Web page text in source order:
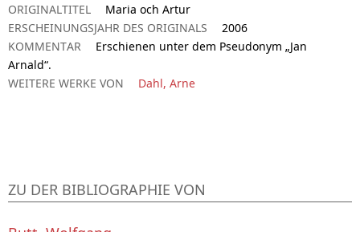
ORIGINALTITEL
Maria och Artur
ERSCHEINUNGSJAHR DES ORIGINALS
2006
KOMMENTAR
Erschienen unter dem Pseudonym „Jan
Arnald“.
WEITERE WERKE VON
Dahl, Arne
ZU DER BIBLIOGRAPHIE VON